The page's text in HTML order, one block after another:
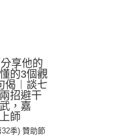
享他的
的3個觀
偈︱談七
招避干
，嘉
師
32季) 贊助節